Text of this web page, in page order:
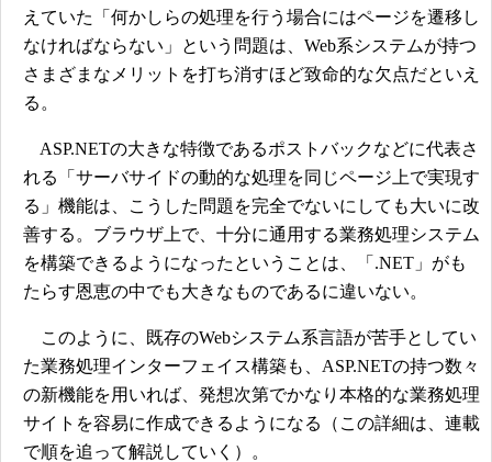
えていた「何かしらの処理を行う場合にはページを遷移し
なければならない」という問題は、Web系システムが持つ
さまざまなメリットを打ち消すほど致命的な欠点だといえ
る。
ASP.NETの大きな特徴であるポストバックなどに代表さ
れる「サーバサイドの動的な処理を同じページ上で実現す
る」機能は、こうした問題を完全でないにしても大いに改
善する。ブラウザ上で、十分に通用する業務処理システム
を構築できるようになったということは、「.NET」がも
たらす恩恵の中でも大きなものであるに違いない。
このように、既存のWebシステム系言語が苦手としてい
た業務処理インターフェイス構築も、ASP.NETの持つ数々
の新機能を用いれば、発想次第でかなり本格的な業務処理
サイトを容易に作成できるようになる（この詳細は、連載
で順を追って解説していく）。